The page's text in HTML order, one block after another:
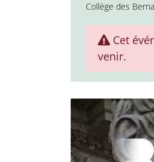
Collège des
Cet
venir.